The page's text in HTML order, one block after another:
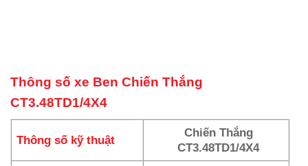
Thông số xe Ben Chiến Thắng
CT3.48TD1/4X4
Thông số kỹ thuật
Chiến Thắng
CT3.48TD1/4X4